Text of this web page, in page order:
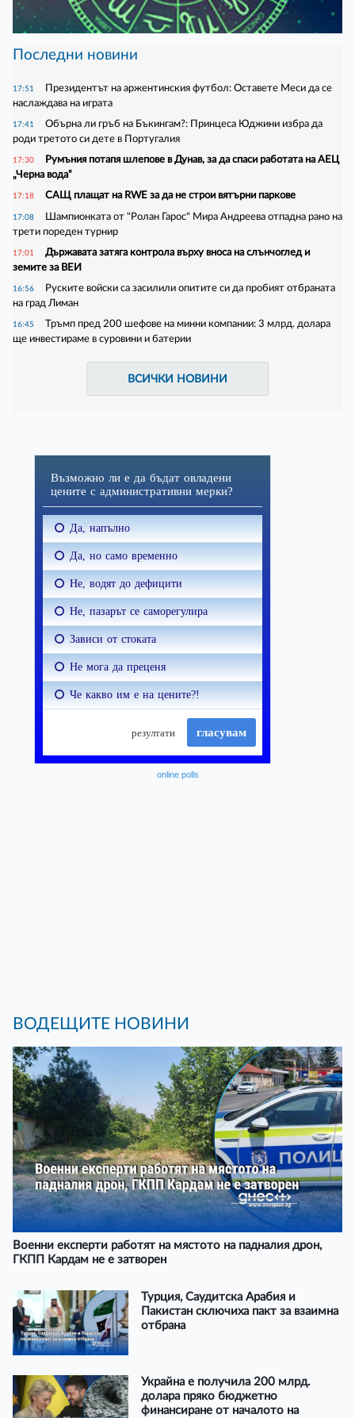
Последни новини
17:51
Президентът на аржентинския футбол: Оставете Меси да се
наслаждава на играта
17:41
Обърна ли гръб на Бъкингам?: Принцеса Юджини избра да
роди третото си дете в Португалия
17:30
Румъния потапя шлепове в Дунав, за да спаси работата на АЕЦ
„Черна вода“
17:18 САЩ плащат на RWE за да не строи вятърни паркове
17:08
Шампионката от "Ролан Гарос" Мира Андреева отпадна рано на
трети пореден турнир
17:01
Държавата затяга контрола върху вноса на слънчоглед и
земите за ВЕИ
16:56
Руските войски са засилили опитите си да пробият отбраната
на град Лиман
16:45
Тръмп пред 200 шефове на минни компании: 3 млрд. долара
ще инвестираме в суровини и батерии
ВСИЧКИ НОВИНИ
online polls
ВОДЕЩИТЕ НОВИНИ
Военни експерти работят на мястото на падналия дрон,
ГКПП Кардам не е затворен
Турция, Саудитска Арабия и
Пакистан сключиха пакт за взаимна
отбрана
Украйна е получила 200 млрд.
долара пряко бюджетно
финансиране от началото на